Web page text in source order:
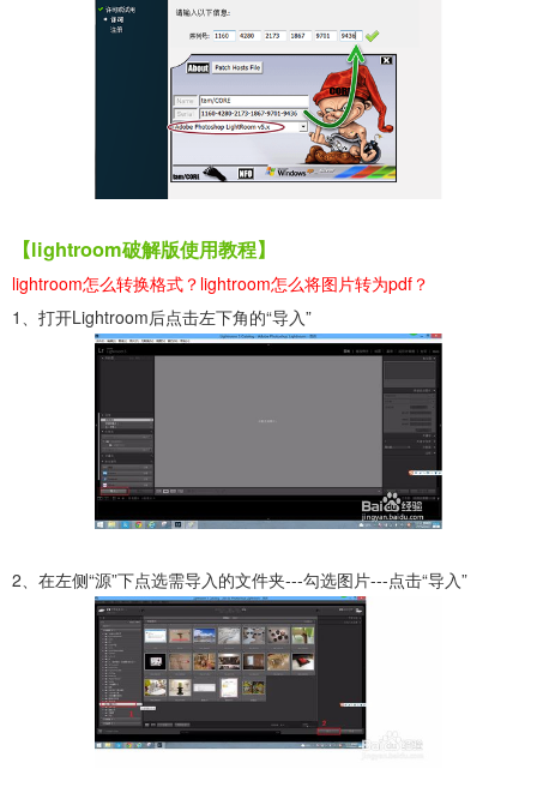
【lightroom破解版使用教程】
lightroom怎么转换格式？lightroom怎么将图片转为pdf？
1、打开Lightroom后点击左下角的“导入”
2、在左侧“源”下点选需导入的文件夹---勾选图片---点击“导入”